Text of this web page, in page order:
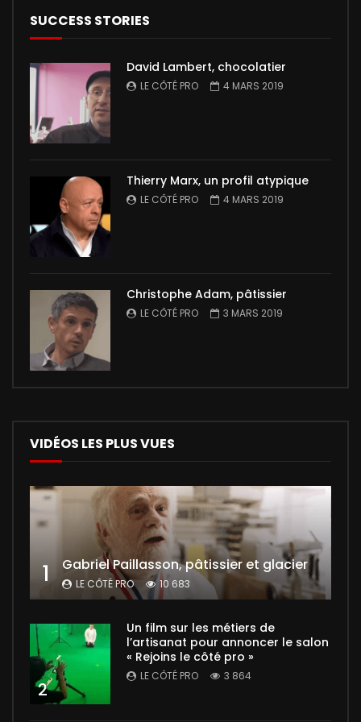
SUCCESS STORIES
David Lambert, chocolatier
LE CÔTÉ PRO 4 MARS 2019
Thierry Marx, un profil atypique
LE CÔTÉ PRO 4 MARS 2019
Christophe Adam, pâtissier
LE CÔTÉ PRO 3 MARS 2019
VIDÉOS LES PLUS VUES
1 Gabriel Paillasson, pâtissier et glacier
LE CÔTÉ PRO 10 683
2
Un film sur les métiers de
l’artisanat pour annoncer le salon
« Rejoins le côté pro »
LE CÔTÉ PRO 3 864